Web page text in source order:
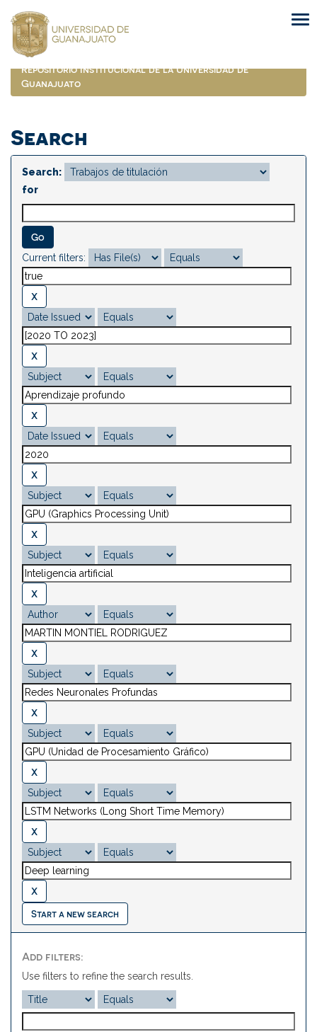
navigation
Repositorio Institucional de la Universidad de
Guanajuato
Search
Search:
for
Current filters:
Start a new search
Add filters:
Use filters to refine the search results.